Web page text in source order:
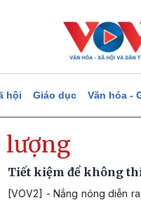
hội Giáo dục Văn hóa -
lượng
Tiết kiệm để không
[VOV2] - Nắng nóng diễn